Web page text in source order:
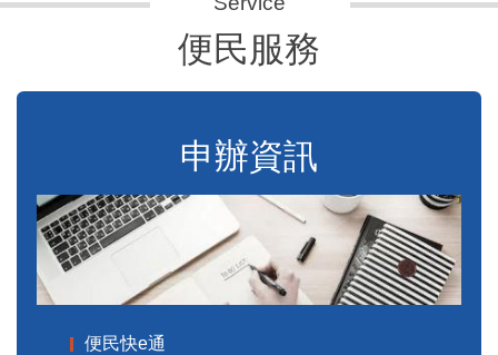
便民服務
申辦資訊
便民快e通